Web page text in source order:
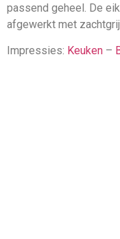
passend geheel. De
afgewerkt met
Impressies: Keuken –